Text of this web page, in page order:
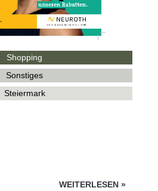
Shopping
Sonstiges
Steiermark
WEITERLESEN »